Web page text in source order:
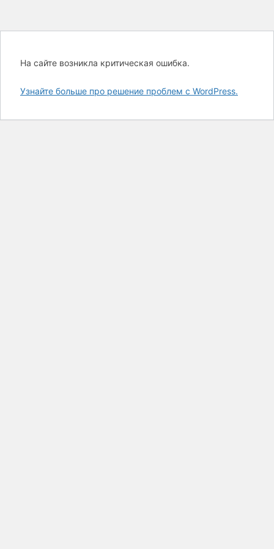
На сайте возникла критическая ошибка.
Узнайте больше про решение проблем с WordPress.